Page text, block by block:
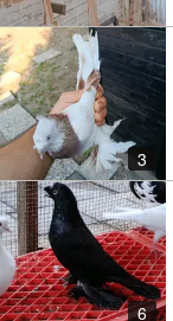
3
6